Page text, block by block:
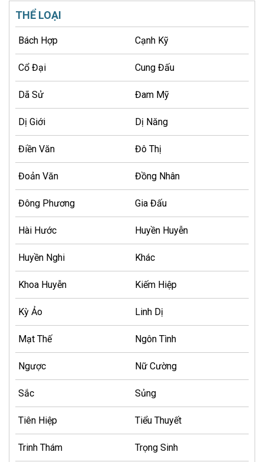
THỂ LOẠI
Bách Hợp Cạnh Kỹ
Cổ Đại Cung Đấu
Dã Sử Đam Mỹ
Dị Giới Dị Năng
Điền Văn Đô Thị
Đoản Văn Đồng Nhân
Đông Phương Gia Đấu
Hài Hước Huyền Huyễn
Huyền Nghi Khác
Khoa Huyễn Kiếm Hiệp
Kỳ Ảo Linh Dị
Mạt Thế Ngôn Tình
Ngược Nữ Cường
Sắc Sủng
Tiên Hiệp Tiểu Thuyết
Trinh Thám Trọng Sinh